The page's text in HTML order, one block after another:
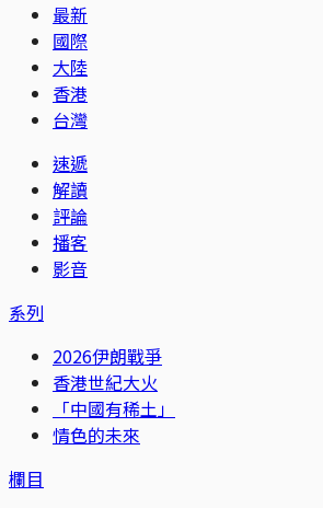
最新
國際
大陸
香港
台灣
速遞
解讀
評論
播客
影音
系列
2026伊朗戰爭
香港世紀大火
「中國有稀土」
情色的未來
欄目